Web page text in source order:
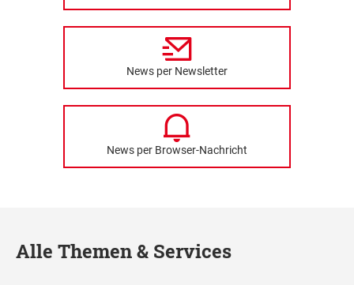
News per Newsletter
News per Browser-Nachricht
Alle Themen & Services